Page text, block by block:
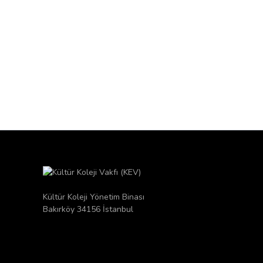
Kültür Koleji Yönetim Binası
Bakırköy 34156 İstanbul